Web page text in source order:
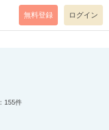
level=notice
無料登録 ログイン
155件